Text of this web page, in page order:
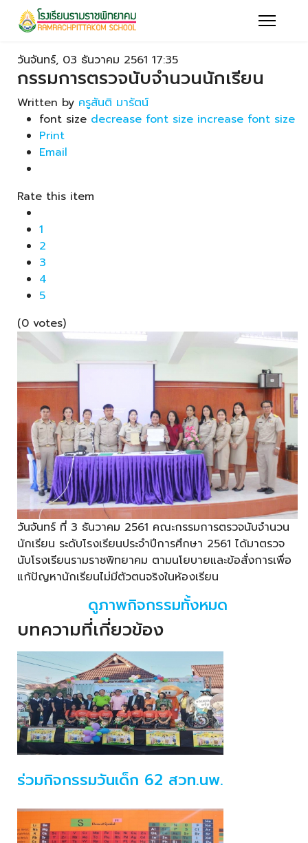
วันจันทร์, 03 ธันวาคม 2561 17:35
กรรมการตรวจนับจำนวนนักเรียน
Written by ครูสันติ มารัตน์
font size decrease font size increase font size
Print
Email
Rate this item
1
2
3
4
5
(0 votes)
วันจันทร์ ที่ 3 ธันวาคม 2561 คณะกรรมการตรวจนับจำนวน
นักเรียน ระดับโรงเรียนประจำปีการศึกษา 2561 ได้มาตรวจ
นับโรงเรียนรามราชพิทยาคม ตามนโยบายและข้อสั่งการเพื่อ
แก้ปัญหานักเรียนไม่มีตัวตนจริงในห้องเรียน
ดูภาพกิจกรรมทั้งหมด
บทความที่เกี่ยวข้อง
ร่วมกิจกรรมวันเด็ก 62 สวท.นพ.